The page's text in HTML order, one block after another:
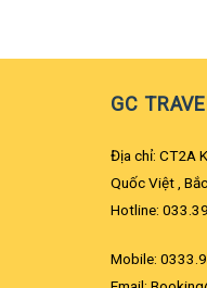
GC
Địa chỉ: CT2A
Quốc Việt ,
Hotline:
Mobile: